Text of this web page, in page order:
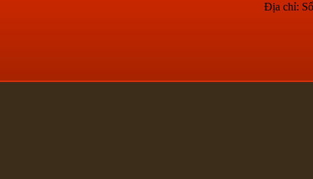
Địa chỉ: